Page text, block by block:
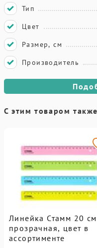
Тип
Цвет
Размер, см
Производитель
С этим товаром
Линейка Стамм 20
прозрачная, цвет в
ассортименте